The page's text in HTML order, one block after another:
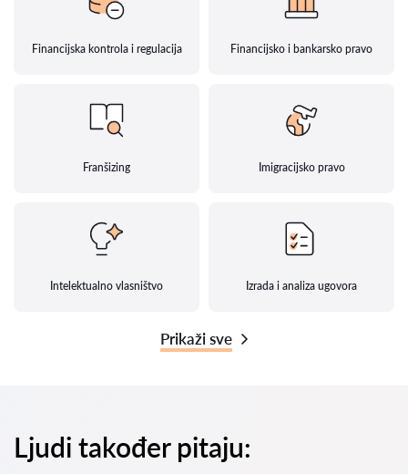
Financijska kontrola i regulacija Financijsko i bankarsko pravo
Franšizing Imigracijsko pravo
Intelektualno vlasništvo Izrada i analiza ugovora
Prikaži sve
Ljudi također pitaju: